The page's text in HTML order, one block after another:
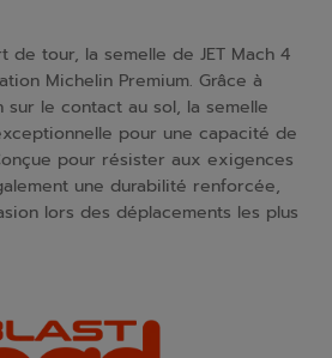
de tour, la semelle de JET Mach 4
Michelin Premium. Grâce à
sur le contact au sol, la semelle
pour une capacité de
pour résister aux exigences
une durabilité renforcée,
lors des déplacements les plus